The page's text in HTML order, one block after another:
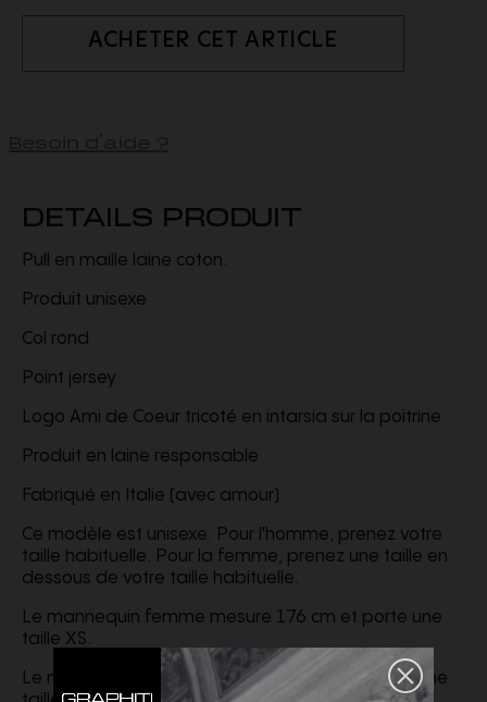
ACHETER CET ARTICLE
DETAILS PRODUIT
Pull en maille laine coton.
Produit unisexe
Col rond
Point jersey
Logo Ami de Coeur tricoté en intarsia sur la poitrine
Produit en laine responsable
Fabriqué en Italie (avec amour)
Ce modèle est unisexe. Pour l'homme, prenez votre
taille habituelle. Pour la femme, prenez une taille en
dessous de votre taille habituelle.
Le mannequin femme mesure 176 cm et porte une
taille XS.
Le mannequin homme mesure 184 cm et porte une